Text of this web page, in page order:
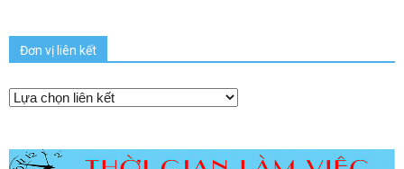
Đơn vị liên kết